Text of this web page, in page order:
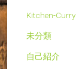
Kitchen-Curry
未分類
自己紹介